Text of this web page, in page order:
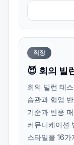
직장
😈 회의 빌
회의 빌런 테
습관과 협업
기준과 반응
커뮤니케이션
스타일을 16